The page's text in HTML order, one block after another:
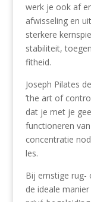
werk je ook af
afwisseling en
sterkere
stabiliteit,
fitheid.
Joseph Pilates
’the art of
dat je met je
functioneren
concentratie
les.
Bij ernstige rug-
de ideale